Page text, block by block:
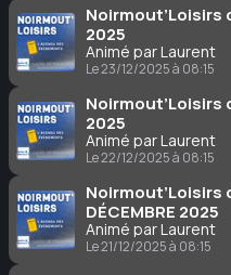
Noirmout’Loisirs
2025
Animé par Laurent
Le 23/12/2025 à 08:15
Noirmout’Loisirs
2025
Animé par Laurent
Le 22/12/2025 à 08:15
Noirmout’Loisirs
DÉCEMBRE 2025
Animé par Laurent
Le 21/12/2025 à 08:15